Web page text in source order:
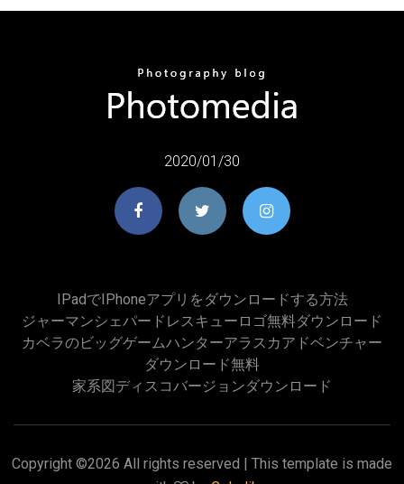
2020/01/30
IPadでiPhoneアプリをダウンロードする方法
ジャーマンシェパードレスキューロゴ無料ダウンロード
カベラのビッグゲームハンターアラスカアドベンチャー
ダウンロード無料
家系図ディスコバージョンダウンロード
Copyright ©2026 All rights reserved | This template is made